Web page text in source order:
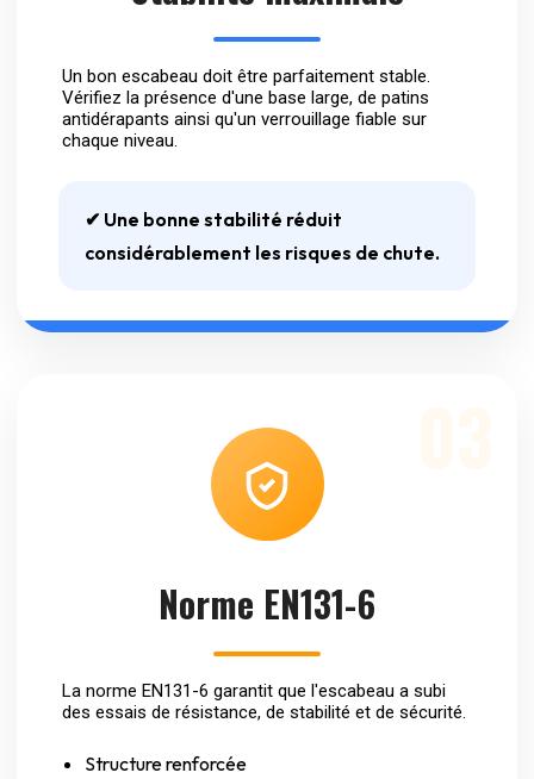
Un bon escabeau doit être parfaitement stable.
Vérifiez la présence d'une base large, de patins
antidérapants ainsi qu'un verrouillage fiable sur
chaque niveau.
✔ Une bonne stabilité réduit
considérablement les risques de chute.
Norme EN131-6
La norme EN131-6 garantit que l'escabeau a subi
des essais de résistance, de stabilité et de sécurité.
Structure renforcée